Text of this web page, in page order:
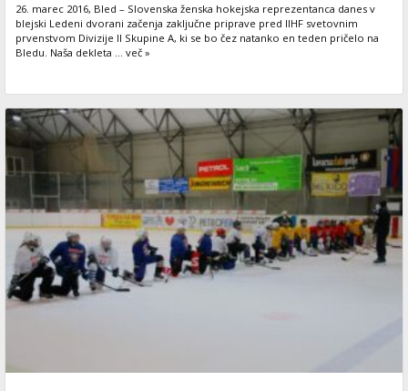
26. marec 2016, Bled – Slovenska ženska hokejska reprezentanca danes v
blejski Ledeni dvorani začenja zaključne priprave pred IIHF svetovnim
prvenstvom Divizije II Skupine A, ki se bo čez natanko en teden pričelo na
Bledu. Naša dekleta ... več »